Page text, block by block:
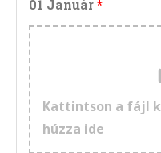
01 Január
Kattintson a fájl
húzza ide